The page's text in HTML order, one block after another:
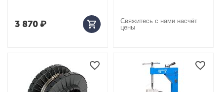
3 870₽
Свяжитесь с нами насчёт
цены